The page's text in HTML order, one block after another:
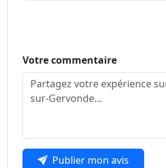
Votre commentaire
Publier mon avis